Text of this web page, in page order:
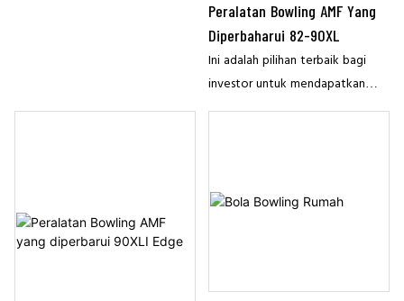
Peralatan Bowling AMF Yang
Diperbaharui 82-90XL
Ini adalah pilihan terbaik bagi
investor untuk mendapatkan
fungsi yang stabil dengan cara